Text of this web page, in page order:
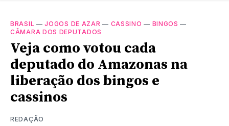
BRASIL —JOGOS DE AZAR — CASSINO — BINGOS —
CÂMARA DOS DEPUTADOS
Veja como votou cada
deputado do Amazonas na
liberação dos bingos e
cassinos
REDAÇÃO